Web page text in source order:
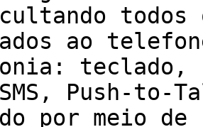
todos
ao
Push-to-
por meio